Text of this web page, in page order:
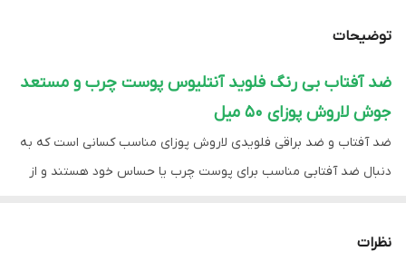
تاریخ انقضا 2027/08
جنسیت زنانه، مردانه
اصالت کالا اورجینال با تضمین اصالت
توضیحات
ضد آفتاب بی رنگ فلوید آنتلیوس پوست چرب و مستعد
جوش لاروش پوزای 50 میل
ضد آفتاب و ضد براقی فلویدی لاروش پوزای مناسب کسانی است که به
دنبال ضد آفتابی مناسب برای پوست چرب یا حساس خود هستند و از
نظرات